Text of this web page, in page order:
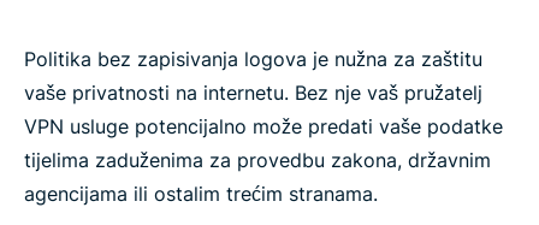
Politika bez zapisivanja logova je nužna za zaštitu
vaše privatnosti na internetu. Bez nje vaš pružatelj
VPN usluge potencijalno može predati vaše podatke
tijelima zaduženima za provedbu zakona, državnim
agencijama ili ostalim trećim stranama.